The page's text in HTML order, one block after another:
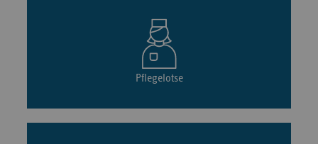
Pflegelotse